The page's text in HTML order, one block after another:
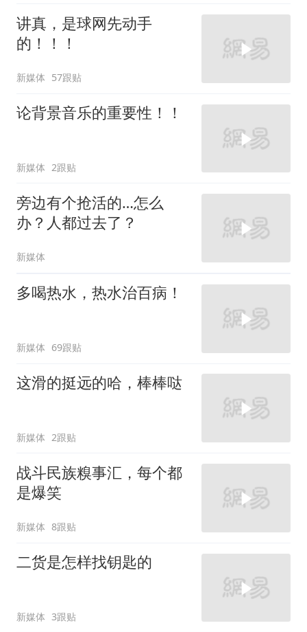
讲真，是球网先动手
的！！！
新媒体 57跟贴
论背景音乐的重要性！！
新媒体 2跟贴
旁边有个抢活的…怎么
办？人都过去了？
新媒体
多喝热水，热水治百病！
新媒体 69跟贴
这滑的挺远的哈，棒棒哒
新媒体 2跟贴
战斗民族糗事汇，每个都
是爆笑
新媒体 8跟贴
二货是怎样找钥匙的
新媒体 3跟贴